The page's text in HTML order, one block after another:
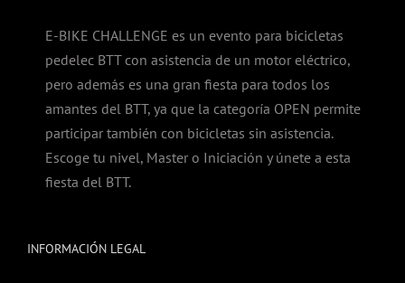
E-BIKE CHALLENGE es un evento para bicicletas
pedelec BTT con asistencia de un motor eléctrico,
pero además es una gran fiesta para todos los
amantes del BTT, ya que la categoría OPEN permite
participar también con bicicletas sin asistencia.
Escoge tu nivel, Master o Iniciación y únete a esta
fiesta del BTT.
INFORMACIÓN LEGAL